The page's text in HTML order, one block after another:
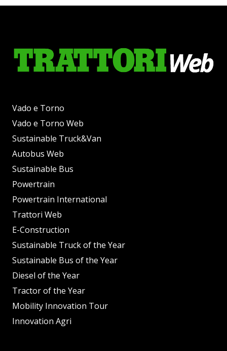
Vado e Torno
Vado e Torno Web
Sustainable Truck&Van
Autobus Web
Sustainable Bus
Powertrain
Powertrain International
Trattori Web
E-Construction
Sustainable Truck of the Year
Sustainable Bus of the Year
Diesel of the Year
Tractor of the Year
Mobility Innovation Tour
Innovation Agri